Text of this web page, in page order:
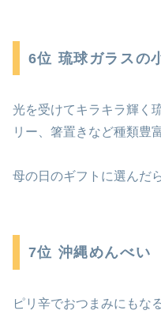
6位 琉球ガラスの
光を受けてキラキラ輝く
リー、箸置きなど種類豊富
母の日のギフトに選んだ
7位 沖縄めんべい
ピリ辛でおつまみにもな